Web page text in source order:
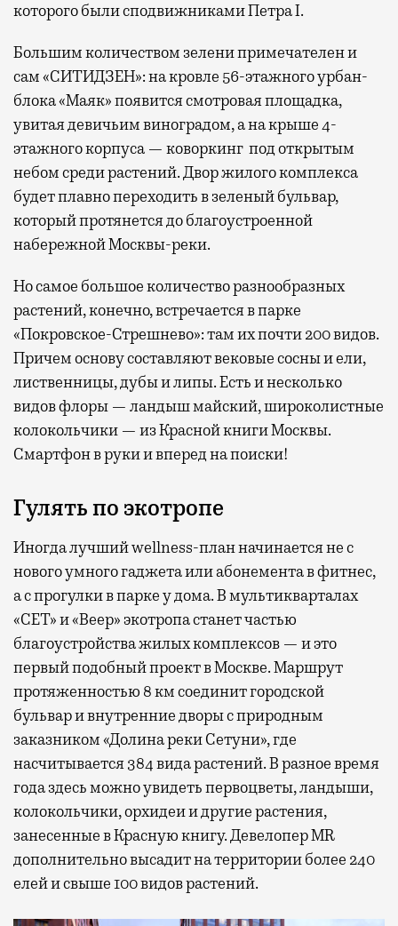
которого были сподвижниками Петра I.
Большим количеством зелени примечателен и
сам «СИТИДЗЕН»: на кровле 56-этажного урбан-
блока «Маяк» появится смотровая площадка,
увитая девичьим виноградом, а на крыше 4-
этажного корпуса — коворкинг под открытым
небом среди растений. Двор жилого комплекса
будет плавно переходить в зеленый бульвар,
который протянется до благоустроенной
набережной Москвы-реки.
Но самое большое количество разнообразных
растений, конечно, встречается в парке
«Покровское-Стрешнево»: там ихпочти 200 видов.
Причем основу составляют вековые сосны и ели,
лиственницы, дубы и липы. Есть и несколько
видов флоры — ландыш майский, широколистные
колокольчики — из Красной книги Москвы.
Смартфон в руки и вперед на поиски!
Гулять по экотропе
Иногда лучший wellness-план начинается не с
нового умного гаджета или абонемента в фитнес,
а с прогулки в парке у дома. В мультикварталах
«СЕТ» и «Веер» экотропа станет частью
благоустройства жилых комплексов — и это
первый подобный проект в Москве. Маршрут
протяженностью 8 км соединит городской
бульвар и внутренние дворы с природным
заказником «Долина реки Сетуни», где
насчитывается 384 вида растений. В разное время
года здесь можно увидеть первоцветы, ландыши,
колокольчики, орхидеи и другие растения,
занесенные в Красную книгу. Девелопер MR
дополнительно высадит на территории более 240
елей и свыше 100 видов растений.